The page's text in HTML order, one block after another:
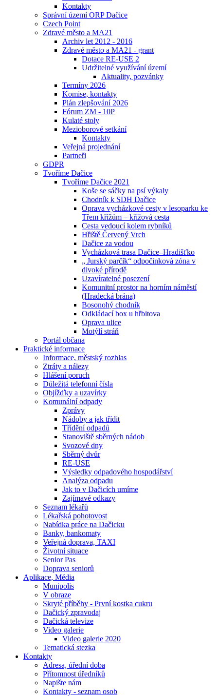
Kontakty
Správní území ORP Dačice
Czech Point
Zdravé město a MA21
Archiv let 2012 - 2016
Zdravé město a MA21 - grant
Dotace RE-USE 2
Udržitelné využívání území
Aktuality, pozvánky
Termíny 2026
Komise, kontakty
Plán zlepšování 2026
Fórum ZM - 10P
Kulaté stoly
Mezioborové setkání
Kontakty
Veřejná projednání
Partneři
GDPR
Tvoříme Dačice
Tvoříme Dačice 2021
Koše se sáčky na psí výkaly
Chodník k SDH Dačice
Oprava vycházkové cesty v lesoparku ke
Třem křížům – křížová cesta
Cesta vedoucí kolem rybníků
Hřiště Červený Vrch
Dačice za vodou
Vycházková trasa Dačice–Hradišťko
„ Jurský parčík“ odpočinková zóna v
divoké přírodě
Uzavíratelné posezení
Komunitní prostor na horním náměstí
(Hradecká brána)
Bosonohý chodník
Odkládací box u hřbitova
Oprava ulice
Motýlí stráň
Portál občana
Praktické informace
Informace, městský rozhlas
Ztráty a nálezy
Hlášení poruch
Důležitá telefonní čísla
Objížďky a uzavírky
Komunální odpady
Zprávy
Nádoby a jak třídit
Třídění odpadů
Stanoviště sběrných nádob
Svozové dny
Sběrný dvůr
RE-USE
Výsledky odpadového hospodářství
Analýza odpadu
Jak to v Dačicích umíme
Zajímavé odkazy
Seznam lékařů
Lékařská pohotovost
Nabídka práce na Dačicku
Banky, bankomaty
Veřejná doprava, TAXI
Životní situace
Senior Pas
Doprava seniorů
Aplikace, Média
Munipolis
V obraze
Skryté příběhy - První kostka cukru
Dačický zpravodaj
Dačická televize
Video galerie
Video galerie 2020
Tematická stezka
Kontakty
Adresa, úřední doba
Přítomnost úředníků
Napište nám
Kontakty - seznam osob